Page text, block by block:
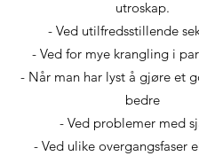
utroskap.
- Ved utilfredsstillende
- Ved for mye krangling i
- Når man har lyst å gjøre et
bedre
- Ved problemer med
- Ved ulike overgangsfaser